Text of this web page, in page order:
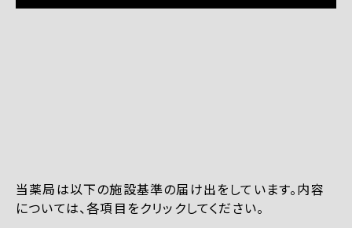
当薬局は以下の施設基準の届け出をしています。内容
については、各項目をクリックしてください。